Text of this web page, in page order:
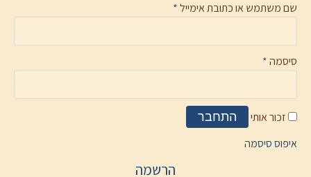
שם משתמש או כתובת אימייל*
סיסמה*
זכור אותי התחבר
איפוס סיסמה
הרשמה